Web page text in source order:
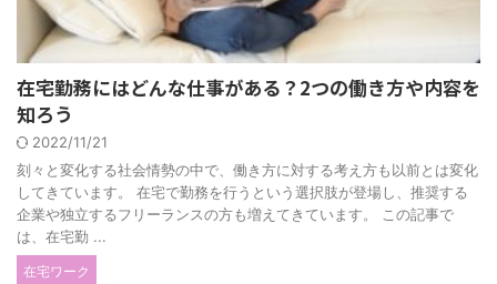
在宅勤務にはどんな仕事がある？2つの働き方や内容を
知ろう
2022/11/21
刻々と変化する社会情勢の中で、働き方に対する考え方も以前とは変化
してきています。 在宅で勤務を行うという選択肢が登場し、推奨する
企業や独立するフリーランスの方も増えてきています。 この記事で
は、在宅勤 ...
在宅ワーク